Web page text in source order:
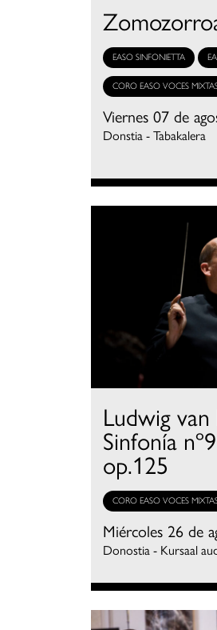
EASO SINFONIETTA
CORO EASO VOCES
Viernes 07 de
Donstia - Tabakalera
Ludwig
Sinfonía
op.125
CORO EASO VOCES
Miércoles 26 de
Donostia - Kursaal